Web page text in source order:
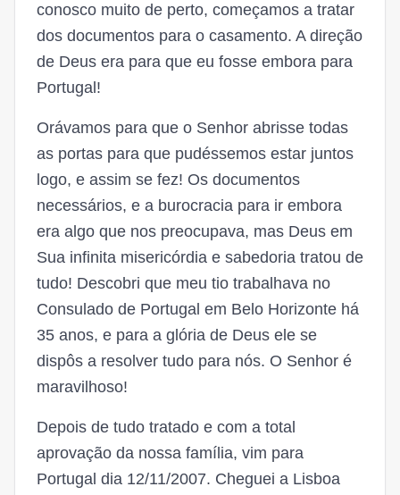
conosco muito de perto, começamos a tratar
dos documentos para o casamento. A direção
de Deus era para que eu fosse embora para
Portugal!
Orávamos para que o Senhor abrisse todas
as portas para que pudéssemos estar juntos
logo, e assim se fez! Os documentos
necessários, e a burocracia para ir embora
era algo que nos preocupava, mas Deus em
Sua infinita misericórdia e sabedoria tratou de
tudo! Descobri que meu tio trabalhava no
Consulado de Portugal em Belo Horizonte há
35 anos, e para a glória de Deus ele se
dispôs a resolver tudo para nós. O Senhor é
maravilhoso!
Depois de tudo tratado e com a total
aprovação da nossa família, vim para
Portugal dia 12/11/2007. Cheguei a Lisboa